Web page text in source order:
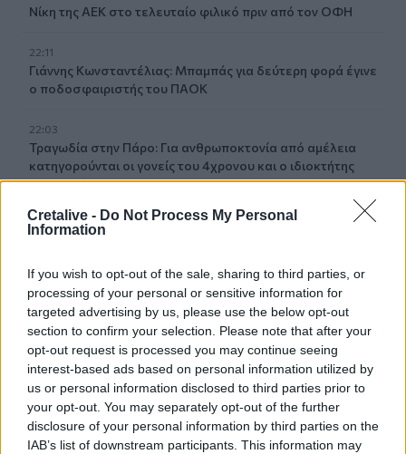
Cretalive - Do Not Process My Personal
Information
If you wish to opt-out of the sale, sharing to third parties, or
processing of your personal or sensitive information for
targeted advertising by us, please use the below opt-out
section to confirm your selection. Please note that after your
opt-out request is processed you may continue seeing
interest-based ads based on personal information utilized by
us or personal information disclosed to third parties prior to
your opt-out. You may separately opt-out of the further
disclosure of your personal information by third parties on the
IAB’s list of downstream participants. This information may
Nίκη της ΑΕΚ στο τελευταίο φιλικό πριν από τον ΟΦΗ
22:11
Γιάννης Κωνσταντέλιας: Μπαμπάς για δεύτερη φορά έγινε
ο ποδοσφαιριστής του ΠΑΟΚ
22:03
Τραγωδία στην Πάρο: Για ανθρωποκτονία από αμέλεια
κατηγορούνται οι γονείς του 4χρονου και ο ιδιοκτήτης
του beach bar
21:56
21:51
Στα ύψη το Σάββατο (08/08) ο υδράργυρος: Σε ποια
περιοχή το θερμόμετρο έδειξε 39,5 (πίνακας)
21:45
Μπάλος: Επίσκεψη με… ραντεβού - Τι σχεδιάζεται για την
διάσημη παραλία